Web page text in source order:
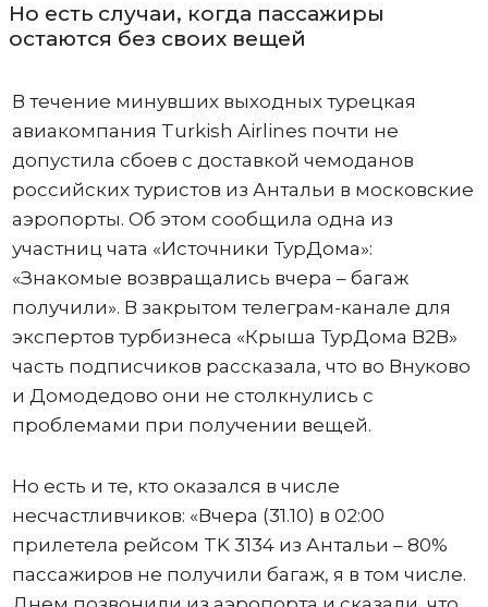
Но есть случаи, когда пассажиры
остаются без своих вещей
В течение минувших выходных турецкая
авиакомпания Turkish Airlines почти не
допустила сбоев с доставкой чемоданов
российских туристов из Антальи в московские
аэропорты. Об этом сообщила одна из
участниц чата «Источники ТурДома»:
«Знакомые возвращались вчера – багаж
получили». В закрытом телеграм-канале для
экспертов турбизнеса «Крыша ТурДома В2В»
часть подписчиков рассказала, что во Внуково
и Домодедово они не столкнулись с
проблемами при получении вещей.
Но есть и те, кто оказался в числе
несчастливчиков: «Вчера (31.10) в 02:00
прилетела рейсом TK 3134 из Антальи – 80%
пассажиров не получили багаж, я в том числе.